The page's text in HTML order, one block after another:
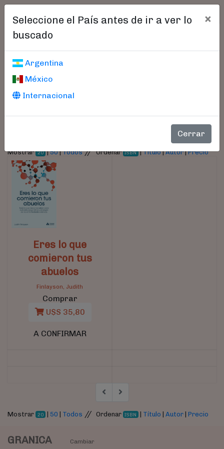
Seleccione el País antes de ir a ver lo
buscado
×
Argentina
México
Internacional
Cerrar
Libros encontrados
Parámetros
Mostrar 20 |50|Todos//Ordenar ISBN |Título|Autor|Precio
Eres lo que
comieron tus
abuelos
Finlayson, Judith
Comprar
U$S 35,80
A CONFIRMAR
Mostrar 20 | 50 | Todos // Ordenar ISBN | Título |Autor |Precio
GRANICA Cambiar